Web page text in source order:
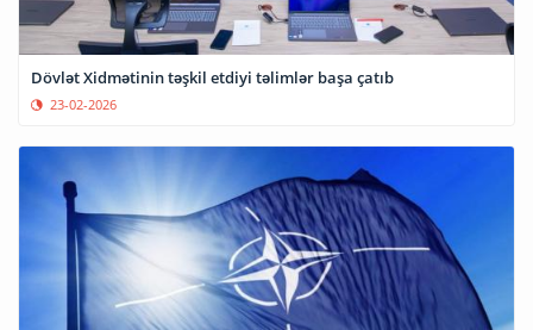
Dövlət Xidmətinin təşkil etdiyi təlimlər başa çatıb
23-02-2026